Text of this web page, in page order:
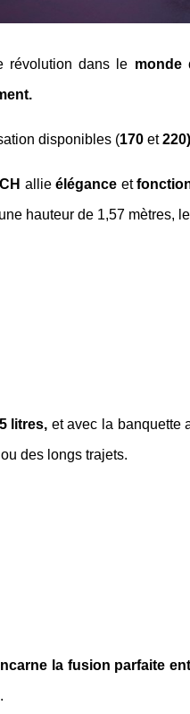
révolution dans le monde
disponibles (170 et220)
allieélégance et
hauteur de 1,57 mètres,
litres, et avec la banquette
des longs trajets.
la fusion parfaite